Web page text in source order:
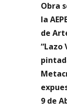
Obra
la
de
“Lazo
9 de